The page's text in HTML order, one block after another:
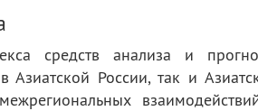
средств анализа и
Азиатской России, так и